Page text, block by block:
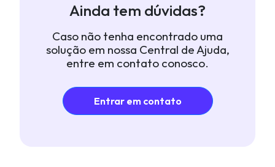
Ainda tem dúvidas?
Caso não tenha encontrado uma
solução em nossa Central de Ajuda,
entre em contato conosco.
Entrar em contato